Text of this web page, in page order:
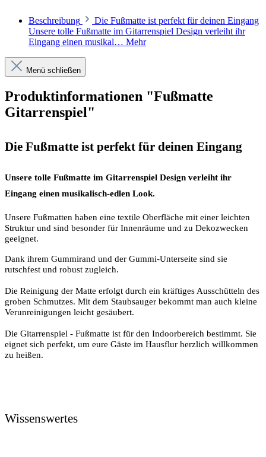
Beschreibung
Die Fußmatte ist perfekt für deinen Eingang
Unsere tolle Fußmatte im Gitarrenspiel Design verleiht ihr
Eingang einen musikal… Mehr
Menü schließen
Produktinformationen "Fußmatte
Gitarrenspiel"
Die Fußmatte ist perfekt für deinen Eingang
Unsere tolle Fußmatte im Gitarrenspiel Design verleiht ihr
Eingang einen musikalisch-edlen Look.
Unsere Fußmatten haben eine textile Oberfläche mit einer leichten
Struktur und sind besonder für Innenräume und zu Dekozwecken
geeignet.
Dank ihrem Gummirand und der Gummi-Unterseite sind sie
rutschfest und robust zugleich.
Die Reinigung der Matte erfolgt durch ein kräftiges Ausschütteln des
groben Schmutzes. Mit dem Staubsauger bekommt man auch kleine
Verunreinigungen leicht gesäubert.
Die Gitarrenspiel - Fußmatte ist für den Indoorbereich bestimmt. Sie
eignet sich perfekt, um eure Gäste im Hausflur herzlich willkommen
zu heißen.
Wissenswertes